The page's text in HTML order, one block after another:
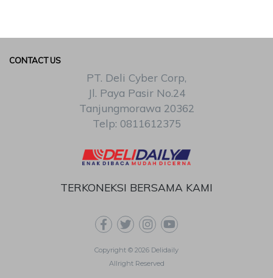
TERKONEKSI BERSAMA KAMI
Copyright © 2026 Delidaily
Allright Reserved
CONTACT US
PT. Deli Cyber Corp,
Jl. Paya Pasir No.24
Tanjungmorawa 20362
Telp: 0811612375